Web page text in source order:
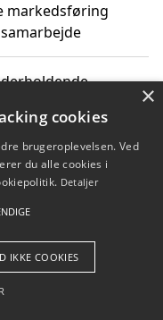
markedsføring
fremme
Aps
×
cookies
brugeroplevelsen. Ved
du alle cookies i
Detaljer
IKKE COOKIES